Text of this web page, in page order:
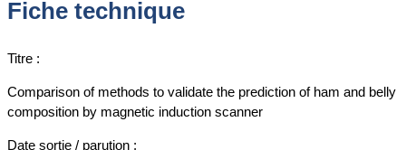
Fiche technique
Titre :
Comparison of methods to validate the prediction of ham and belly
composition by magnetic induction scanner
Date sortie / parution :